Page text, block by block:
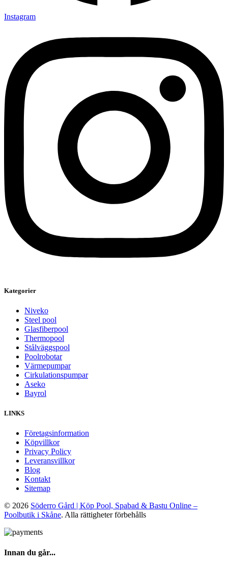
Instagram
Kategorier
Niveko
Steel pool
Glasfiberpool
Thermopool
Stålväggspool
Poolrobotar
Värmepumpar
Cirkulationspumpar
Aseko
Bayrol
LINKS
Företagsinformation
Köpvillkor
Privacy Policy
Leveransvillkor
Blog
Kontakt
Sitemap
© 2026 Söderro Gård | Köp Pool, Spabad & Bastu Online –
Poolbutik i Skåne. Alla rättigheter förbehålls
Innan du går...